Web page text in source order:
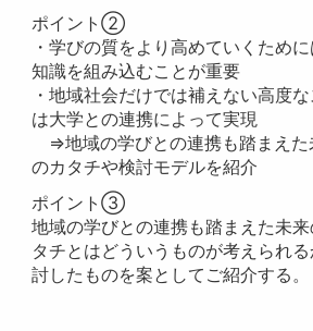
ポイント②
・学びの質をより高めていくため
知識を組み込むことが重要
・地域社会だけでは補えない高度
は大学との連携によって実現
⇒地域の学びとの連携も踏まえた
のカタチや検討モデルを紹介
ポイント③
地域の学びとの連携も踏まえた未
タチとはどういうものが考えられ
討したものを案としてご紹介する。